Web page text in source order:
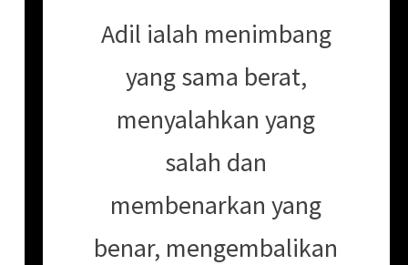
Adil ialah menimbang
yang sama berat,
menyalahkan yang
salah dan
membenarkan yang
benar, mengembalikan